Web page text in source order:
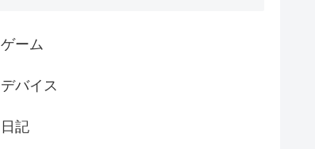
ゲーム
デバイス
日記